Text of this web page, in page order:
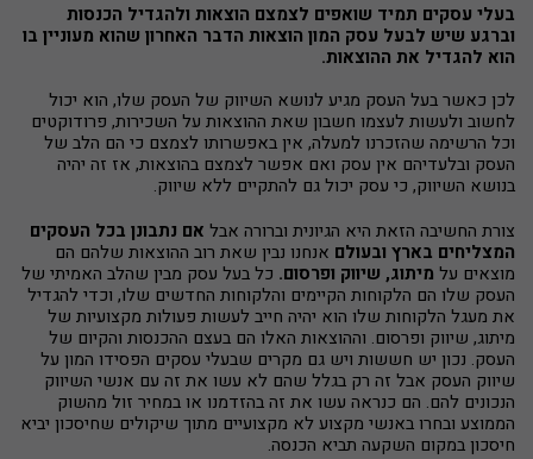
בעלי עסקים תמיד שואפים לצמצם הוצאות ולהגדיל הכנסות
וברגע שיש לבעל עסק המון הוצאות הדבר האחרון שהוא מעוניין בו
הוא להגדיל את ההוצאות.
לכן כאשר בעל העסק מגיע לנושא השיווק של העסק שלו, הוא יכול
לחשוב ולעשות לעצמו חשבון שאת ההוצאות על השכירות, פרודוקטים
וכל הרשימה שהזכרנו למעלה, אין באפשרותו לצמצם כי הם הלב של
העסק ובלעדיהם אין עסק ואם אפשר לצמצם בהוצאות, אז זה יהיה
בנושא השיווק, כי עסק יכול גם להתקיים ללא שיווק.
צורת החשיבה הזאת היא הגיונית וברורה אבל אם נתבונן בכל העסקים
המצליחים בארץ ובעולם אנחנו נבין שאת רוב ההוצאות שלהם הם
מוצאים על מיתוג, שיווק ופרסום. כל בעל עסק מבין שהלב האמיתי של
העסק שלו הם הלקוחות הקיימים והלקוחות החדשים שלו, וכדי להגדיל
את מעגל הלקוחות שלו הוא יהיה חייב לעשות פעולות מקצועיות של
מיתוג, שיווק ופרסום. וההוצאות האלו הם בעצם ההכנסות והקיום של
העסק. נכון יש חששות ויש גם מקרים שבעלי עסקים הפסידו המון על
שיווק העסק אבל זה רק בגלל שהם לא עשו את זה עם אנשי השיווק
הנכונים להם. הם כנראה עשו את זה בהזדמנו או במחיר זול מהשוק
הממוצע ובחרו באנשי מקצוע לא מקצועיים מתוך שיקולים שחיסכון יביא
חיסכון במקום השקעה תביא הכנסה.